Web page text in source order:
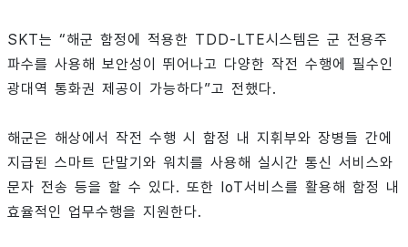
SKT는 “해군 함정에 적용한 TDD-LTE시스템은 군 전용주
파수를 사용해 보안성이 뛰어나고 다양한 작전 수행에 필수인
광대역 통화권 제공이 가능하다”고 전했다.
해군은 해상에서 작전 수행 시 함정 내 지휘부와 장병들 간에
지급된 스마트 단말기와 워치를 사용해 실시간 통신 서비스와
문자 전송 등을 할 수 있다. 또한 IoT서비스를 활용해 함정 내
효율적인 업무수행을 지원한다.